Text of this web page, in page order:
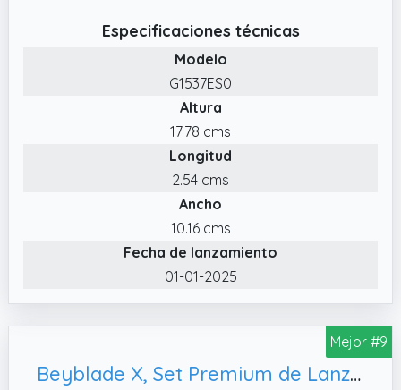
alcanzando grandes velocidades que
permiten explosiones impresionantes y
choques colosales (Solo compatible con el
Sistema Beyblade X)
✔️ LOS TOPS UX EXPANDEN LAS
POSIBILIDADES ESTRATÉGICAS: Beyblade X
expande tus posibilidades estratégicas con
los tops UX que han sido diseñados con
hojas con habilidades únicas y con el metal
auténticas piezas de metal fundido: top tipo
resistencia de rotación derecha Wand
Especificaciones técnicas
Modelo
G1537ES0
Altura
17.78 cms
Longitud
2.54 cms
Ancho
10.16 cms
Fecha de lanzamiento
01-01-2025
Mejor #9
Beyblade X, Set Premium de Lanzador con Cuerda y Top Cobalt Dragoon 2-60C de rotación Izquierda